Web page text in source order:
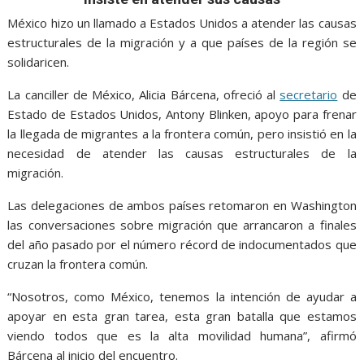
o
k
p
p
g
er
m
México hizo un llamado a Estados Unidos a atender las causas
estructurales de la migración y a que países de la región se
solidaricen.
La canciller de México, Alicia Bárcena, ofreció alsecretario de
Estado de Estados Unidos, Antony Blinken, apoyo para frenar
la llegada de migrantes a la frontera común, pero insistió en la
necesidad de atender las causas estructurales de la
migración.
Las delegaciones de ambos países retomaron en Washington
las conversaciones sobre migración que arrancaron a finales
del año pasado por el número récord de indocumentados que
cruzan la frontera común.
“Nosotros, como México, tenemos la intención de ayudar a
apoyar en esta gran tarea, esta gran batalla que estamos
viendo todos que es la alta movilidad humana”, afirmó
Bárcena al inicio del encuentro.